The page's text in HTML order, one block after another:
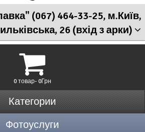
(067) 464-33-25, м.Київ,
26 (вхід з арки)
0 товар- 0Грн
Категории
Фотоуслуги